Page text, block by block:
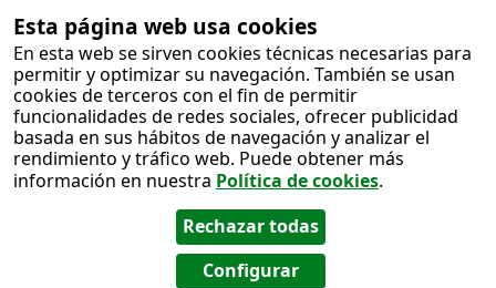
Esta página web usa cookies
En esta web se sirven cookies técnicas necesarias para
permitir y optimizar su navegación. También se usan
cookies de terceros con el fin de permitir
funcionalidades de redes sociales, ofrecer publicidad
basada en sus hábitos de navegación y analizar el
rendimiento y tráfico web. Puede obtener más
información en nuestra Política de cookies.